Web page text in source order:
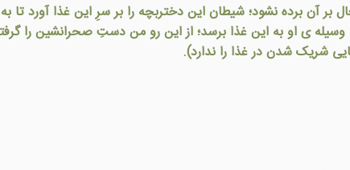
بر آن برده نشود؛ شيطان اين دختربچه را بر سرِ اين غذا آورد
وسيله ی او به اين غذا برسد؛ از اين رو من دستِ صحرانشين را
شريک شدن در غذا را ندارد).